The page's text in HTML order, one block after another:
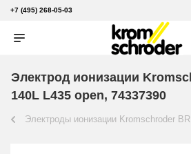
+7 (495) 268-05-03
Электрод ионизации
140L L435 open, 74337390
Электроды ионизации Kromschroder BR